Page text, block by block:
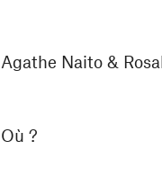
Agathe Naito &
Où ?